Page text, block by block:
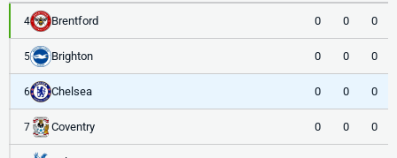
4 Brentford 0 0 0
5 Brighton 0 0 0
6 Chelsea 0 0 0
7 Coventry 0 0 0